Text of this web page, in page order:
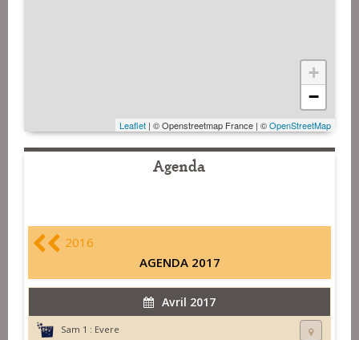
+
−
Leaflet | © Openstreetmap France | ©OpenStreetMap
Agenda
2016
AGENDA 2017
Avril 2017
Sam 1 : Evere